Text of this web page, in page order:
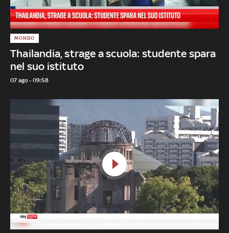
Thailandia, strage a scuola: studente spara
nel suo istituto
MONDO
07 ago - 09:58